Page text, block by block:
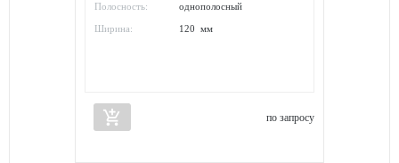
Полосность: однополосный
Ширина: 120 мм
add_shopping_cart по запросу